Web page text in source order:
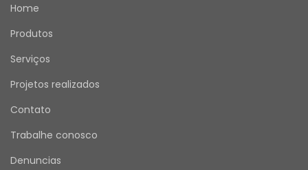
Home
Produtos
Serviços
Projetos realizados
Contato
Trabalhe conosco
Denuncias